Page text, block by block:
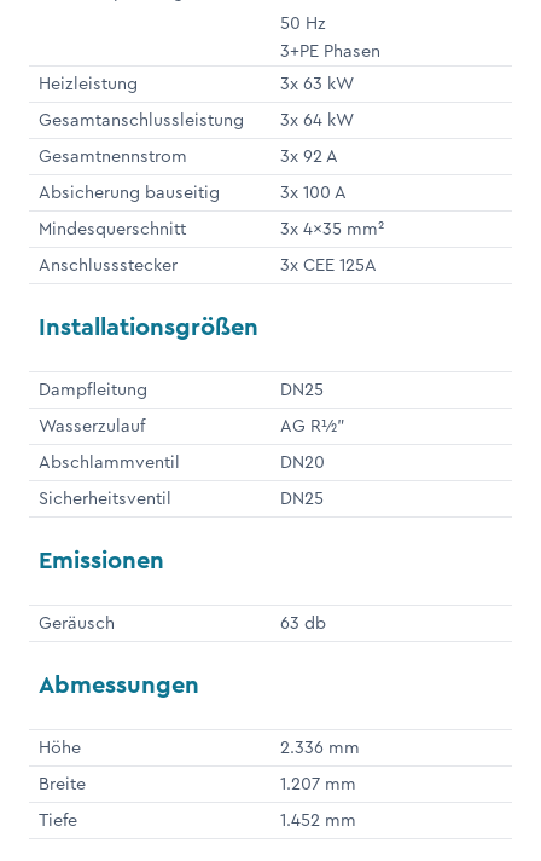
50 Hz
3+PE Phasen
Heizleistung
3x 63 kW
Gesamtanschlussleistung
3x 64 kW
Gesamtnennstrom
3x 92 A
Absicherung bauseitig
3x 100 A
Mindesquerschnitt
3x 4x35 mm²
Anschlussstecker
3x CEE 125A
Installationsgrößen
Dampfleitung
DN25
Wasserzulauf
AG R½"
Abschlammventil
DN20
Sicherheitsventil
DN25
Emissionen
Geräusch 63 db
Abmessungen
Höhe
2.336 mm
Breite
1.207 mm
Tiefe
1.452 mm